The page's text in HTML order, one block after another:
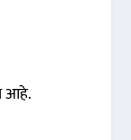
आहे.